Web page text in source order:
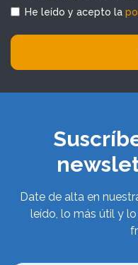
He leído y acepto la
Date de alta en
leído, lo más útil y